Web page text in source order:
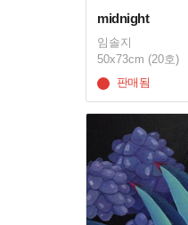
midnight
임솔지
50x73cm (20호)
판매됨